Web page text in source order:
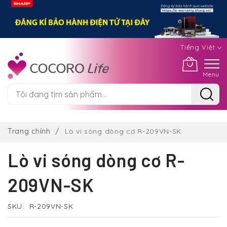
Tiếng Việt
Menu
nộiTrang chính Lò vi sóng dòng cơ R-209VN-SK
Lò vi sóng dòng cơ R-
209VN-SK
SKU R-209VN-SK